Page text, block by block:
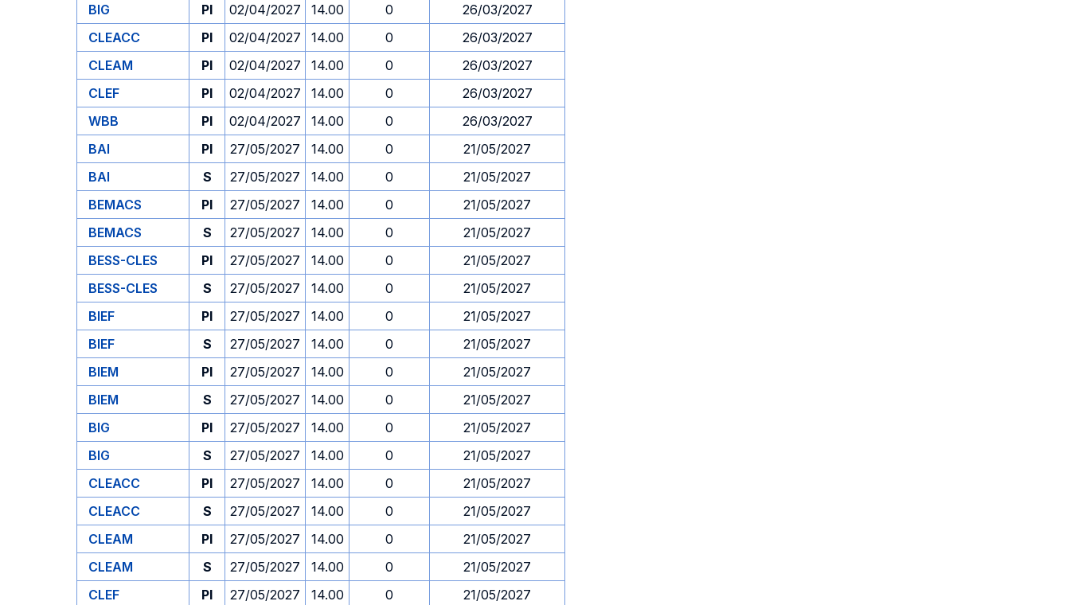
BIG
PI 02/04/2027 14.00 0
26/03/2027
CLEACC
PI 02/04/2027 14.00 0
26/03/2027
CLEAM
PI 02/04/2027 14.00 0
26/03/2027
CLEF
PI 02/04/2027 14.00 0
26/03/2027
WBB
PI 02/04/2027 14.00 0
26/03/2027
BAI
PI 27/05/2027 14.00 0
21/05/2027
BAI
S 27/05/2027 14.00 0
21/05/2027
BEMACS
PI 27/05/2027 14.00 0
21/05/2027
BEMACS
S 27/05/2027 14.00 0
21/05/2027
BESS-CLES
PI 27/05/2027 14.00 0
21/05/2027
BESS-CLES
S 27/05/2027 14.00 0
21/05/2027
BIEF
PI 27/05/2027 14.00 0
21/05/2027
BIEF
S 27/05/2027 14.00 0
21/05/2027
BIEM
PI 27/05/2027 14.00 0
21/05/2027
BIEM
S 27/05/2027 14.00 0
21/05/2027
BIG
PI 27/05/2027 14.00 0
21/05/2027
BIG
S 27/05/2027 14.00 0
21/05/2027
CLEACC
PI 27/05/2027 14.00 0
21/05/2027
CLEACC
S 27/05/2027 14.00 0
21/05/2027
CLEAM
PI 27/05/2027 14.00 0
21/05/2027
CLEAM
S 27/05/2027 14.00 0
21/05/2027
CLEF
PI 27/05/2027 14.00 0
21/05/2027